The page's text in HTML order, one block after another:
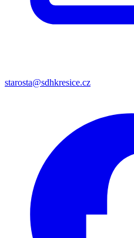
starosta@sdhkresice.cz